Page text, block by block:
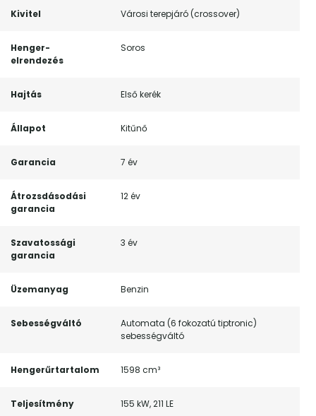
Kivitel Városi terepjáró (crossover)
Henger-
elrendezés
Soros
Hajtás Első kerék
Állapot Kitűnő
Garancia 7 év
Átrozsdásodási
garancia
12 év
Szavatossági
garancia
3 év
Üzemanyag Benzin
Sebességváltó
Automata (6 fokozatú tiptronic)
sebességváltó
Hengerűrtartalom 1598 cm³
Teljesítmény 155 kW, 211 LE